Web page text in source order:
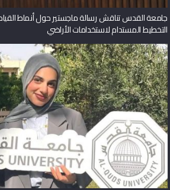
جامعة القدس تناقش رسالة ماجستير حول أنماط
التخطيط المستدام لاستخدامات الأراضي